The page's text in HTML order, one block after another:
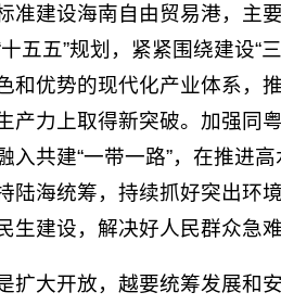
准建设海南自由贸易港，主
五五”规划，紧紧围绕建设“
和优势的现代化产业体系，
产力上取得新突破。加强同
入共建“一带一路”，在推进
陆海统筹，持续抓好突出环
生建设，解决好人民群众急
扩大开放，越要统筹发展和